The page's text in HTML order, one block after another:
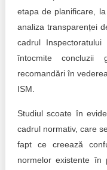
etapa de planificare,
analiza transparenței
cadrul
întocmite concluzii
recomandări în
ISM.
Studiul scoate în
cadrul normativ, care
fapt ce creează
normelor existente în